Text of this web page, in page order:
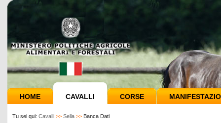
HOME CAVALLI CORSE
Tu sei qui: Cavalli >> Sella >> Banca Dati